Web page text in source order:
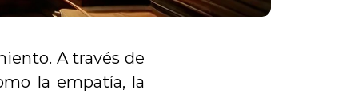
A través de
la empatía, la